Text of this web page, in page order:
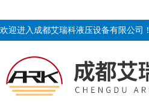
欢迎进入成都艾瑞科液压设备有限公司！